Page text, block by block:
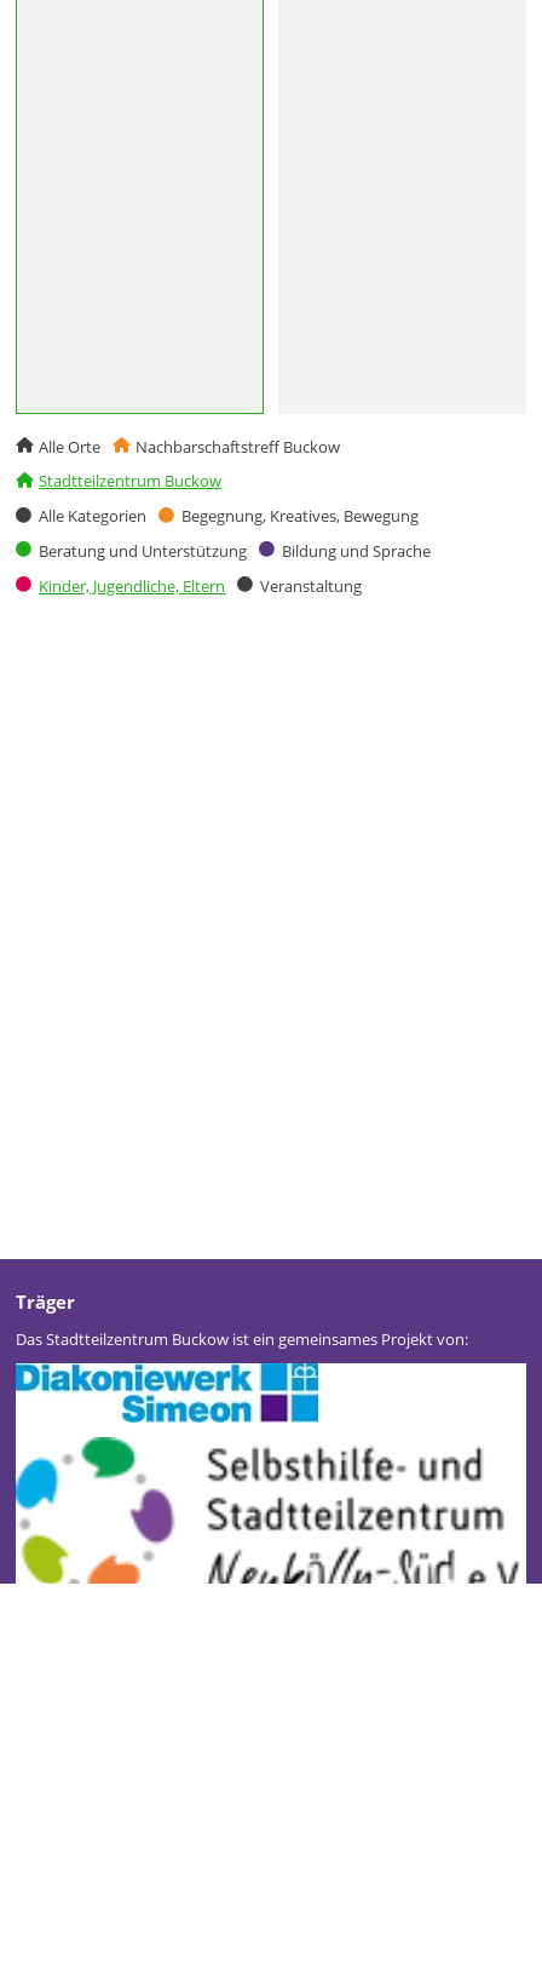
Alle Orte
Nachbarschaftstreff Buckow
Stadtteilzentrum Buckow
Alle Kategorien
Begegnung, Kreatives, Bewegung
Beratung und Unterstützung
Bildung und Sprache
Kinder, Jugendliche, Eltern
Veranstaltung
Träger
Das Stadtteilzentrum Buckow ist ein gemeinsames Projekt von: